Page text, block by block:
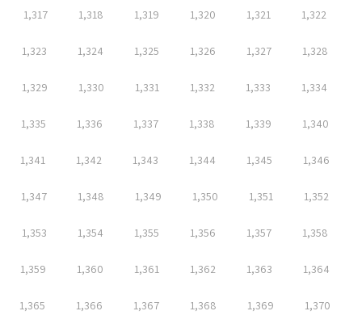
1,317 1,318 1,319 1,320 1,321 1,322
1,323 1,324 1,325 1,326 1,327 1,328
1,329 1,330 1,331 1,332 1,333 1,334
1,335 1,336 1,337 1,338 1,339 1,340
1,341 1,342 1,343 1,344 1,345 1,346
1,347 1,348 1,349 1,350 1,351 1,352
1,353 1,354 1,355 1,356 1,357 1,358
1,359 1,360 1,361 1,362 1,363 1,364
1,365 1,366 1,367 1,368 1,369 1,370